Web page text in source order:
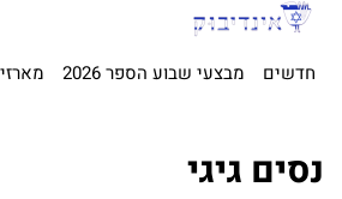
חדשים מבצעי שבוע הספר 2026
נסים גיגי